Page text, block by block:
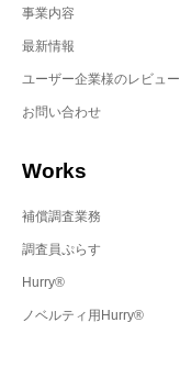
事業内容
最新情報
ユーザー企業様のレビュー
お問い合わせ
Works
補償調査業務
調査員ぷらす
Hurry®
ノベルティ用Hurry®